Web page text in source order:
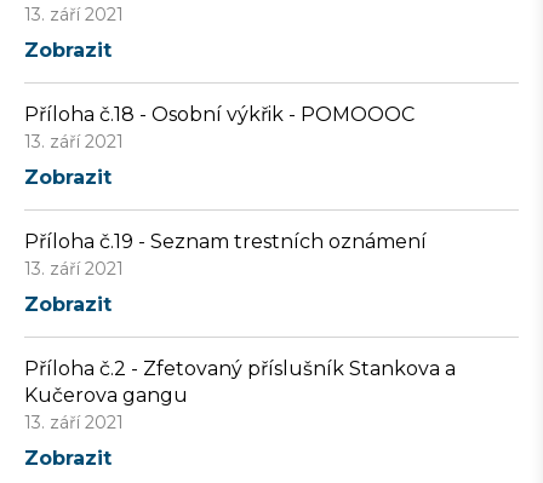
13. září 2021
Zobrazit
Příloha č.18 - Osobní výkřik - POMOOOC
13. září 2021
Zobrazit
Příloha č.19 - Seznam trestních oznámení
13. září 2021
Zobrazit
Příloha č.2 - Zfetovaný příslušník Stankova a
Kučerova gangu
13. září 2021
Zobrazit